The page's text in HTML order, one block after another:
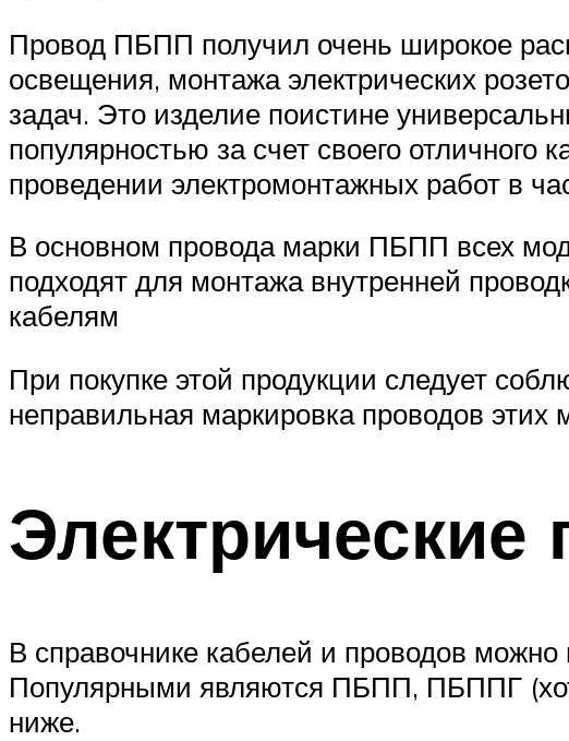
Провод ПБПП получил очень широкое
освещения, монтажа электрических
задач. Это изделие поистине
популярностью за счет своего
проведении электромонтажных работ в
В основном провода марки ПБПП всех
подходят для монтажа внутренней
кабелям
При покупке этой продукции следует
неправильная маркировка проводов этих
Электрические
В справочнике кабелей и проводов
Популярными являются ПБПП, ПБППГ
ниже.